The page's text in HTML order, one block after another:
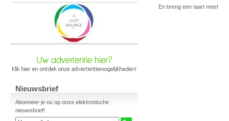
Nieuwsbrief
Abonneer je nu op onze elektronische
nieuwsbrief!
En breng een taart mee!